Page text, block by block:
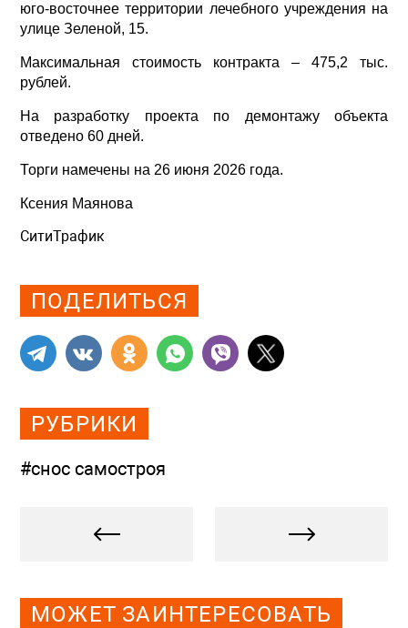
юго-восточнее территории лечебного учреждения на
улице Зеленой, 15.
Максимальная стоимость контракта – 475,2 тыс.
рублей.
На разработку проекта по демонтажу объекта
отведено 60 дней.
Торги намечены на 26 июня 2026 года.
Ксения Маянова
СитиТрафик
ПОДЕЛИТЬСЯ
РУБРИКИ
#снос самостроя
МОЖЕТ ЗАИНТЕРЕСОВАТЬ